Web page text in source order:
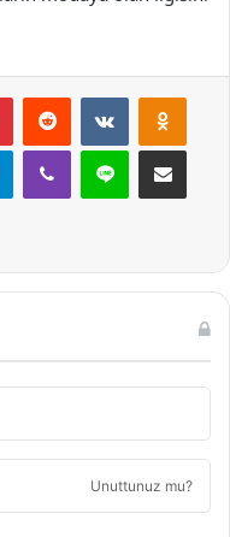
PinterestReddit VKontakte
TelegramViber Line E-Posta ile
Unuttunuz mu?